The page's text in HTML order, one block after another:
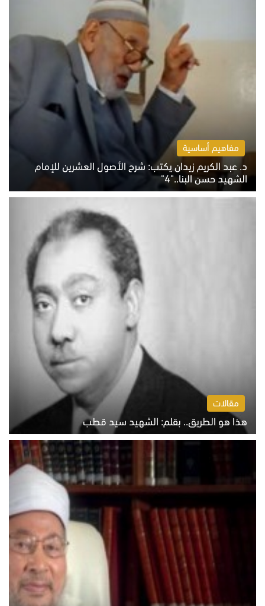
مفاهيم أساسية
د. عبد الكريم زيدان يكتب: شرح الأصول العشرين للإمام
الشهيد حسن البنا.."4"
الخميس 6 أغسطس 2026 10:27 ص
مقالات
هذا هو الطريق.. بقلم: الشهيد سيد قطب
الخميس 6 أغسطس 2026 10:52 ص